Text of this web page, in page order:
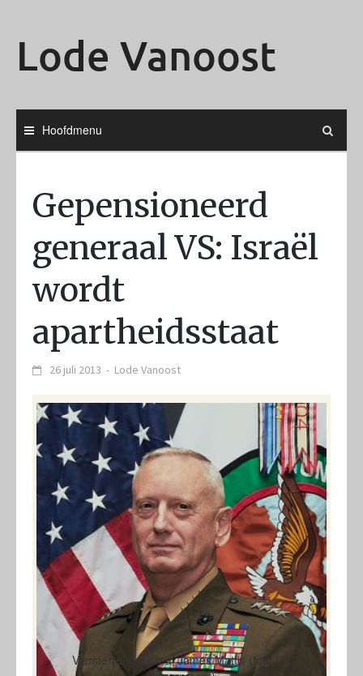
Lode Vanoost
Hoofdmenu
Gepensioneerd
generaal VS: Israël
wordt
apartheidsstaat
26 juli 2013 - Lode Vanoost
Viersterrengeneraal James Mattis (foto US